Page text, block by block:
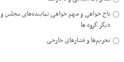
باج خواهی و سهم خواهی نماینده‌های مجلس و
دیگر گروه ها
تحریم‌ها و فشارهای خارجی